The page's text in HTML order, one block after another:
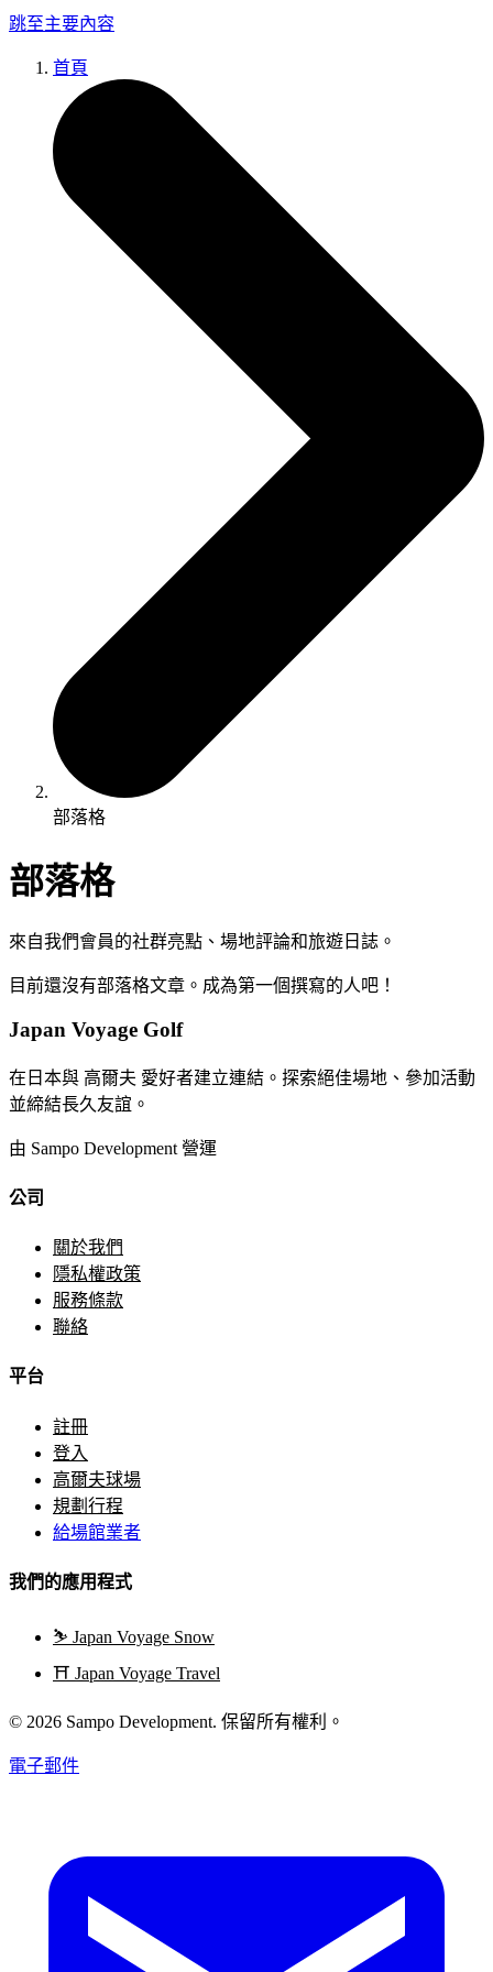
跳至主要內容
首頁
部落格
部落格
來自我們會員的社群亮點、場地評論和旅遊日誌。
目前還沒有部落格文章。成為第一個撰寫的人吧！
Japan Voyage Golf
在日本與 高爾夫 愛好者建立連結。探索絕佳場地、參加活動
並締結長久友誼。
由 Sampo Development 營運
公司
關於我們
隱私權政策
服務條款
聯絡
平台
註冊
登入
高爾夫球場
規劃行程
給場館業者
我們的應用程式
⛷️ Japan Voyage Snow
⛩️ Japan Voyage Travel
© 2026 Sampo Development. 保留所有權利。
電子郵件